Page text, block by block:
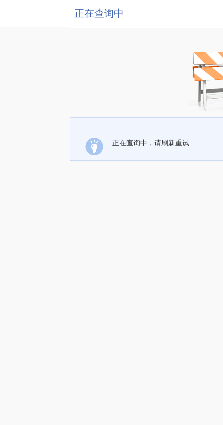
正在查询中
正在查询中，请刷新重试